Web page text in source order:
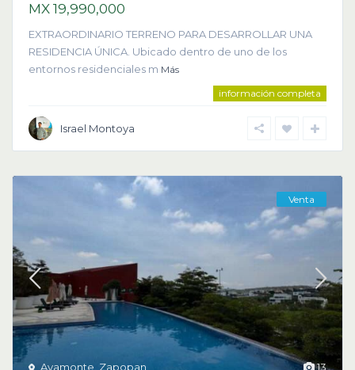
MX 19,990,000
EXTRAORDINARIO TERRENO PARA DESARROLLAR UNA
RESIDENCIA ÚNICA. Ubicado dentro de uno de los
entornos residenciales m Más
información completa
Israel Montoya
13
Ayamonte Zapopan
Venta